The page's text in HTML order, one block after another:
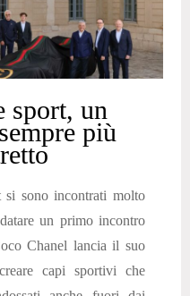
sport, un
più
sono incontrati molto
un primo incontro
Chanel lancia il suo
capi sportivi che